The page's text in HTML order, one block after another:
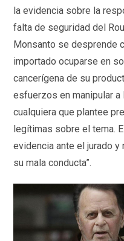
la evidencia sobre la
falta de seguridad del
Monsanto se desprende
importado ocuparse en
cancerígena de su
esfuerzos en manipular a
cualquiera que plantee
legítimas sobre el tema.
evidencia ante el jurado
su mala conducta”.